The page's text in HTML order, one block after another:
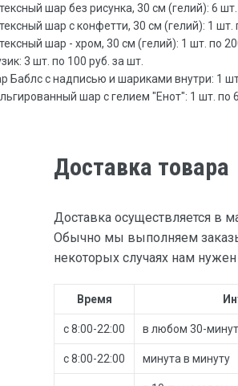
шар без рисунка, 30 см (гелий): 6
шар с конфетти, 30 см (гелий): 1 шт.
шар - хром, 30 см (гелий): 1 шт. по
3 шт. по 100 руб. за шт.
Баблс с надписью и шариками внутри: 1
шар с гелием "Енот": 1 шт. по
Доставка товара
Доставка осуществляется в
Обычно мы выполняем
некоторых случаях нам
Время
с 8:00-22:00 в любом 30-
с 8:00-22:00 минута в минуту